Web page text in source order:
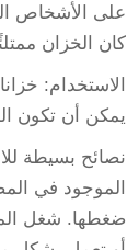
على الأشخاص
كان الخزان
الاستخدام:
يمكن أن تكون
نصائح بسيطة
الموجود في
ضغطها. شغل